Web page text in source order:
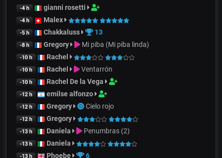
-4 h gianni rosetti
-4 h Malex
-5 h Chakkaluss 13
-8 h Gregory Mi piba (Mi piba linda)
-10 h Rachel
-10 h Rachel Ventarrón
-10 h Rachel De la Vega
-12 h emilse alfonzo
-12 h Gregory Cielo rojo
-12 h Gregory
-13 h Daniela Penumbras (2)
-13 h Daniela
-13 h Phoebe 6